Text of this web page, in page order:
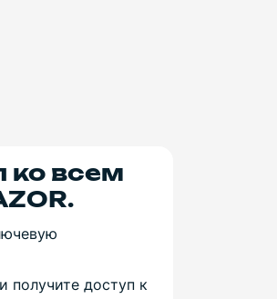
ко всем
получите доступ к